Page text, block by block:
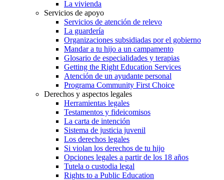
La vivienda
Servicios de apoyo
Servicios de atención de relevo
La guardería
Organizaciones subsidiadas por el gobierno
Mandar a tu hijo a un campamento
Glosario de especialidades y terapias
Getting the Right Education Services
Atención de un ayudante personal
Programa Community First Choice
Derechos y aspectos legales
Herramientas legales
Testamentos y fideicomisos
La carta de intención
Sistema de justicia juvenil
Los derechos legales
Si violan los derechos de tu hijo
Opciones legales a partir de los 18 años
Tutela o custodia legal
Rights to a Public Education